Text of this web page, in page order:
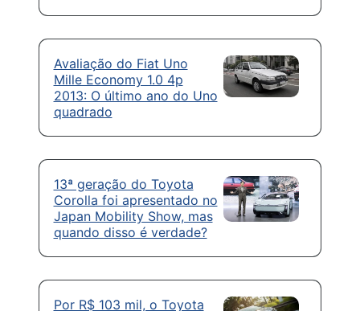
Avaliação do Fiat Uno
Mille Economy 1.0 4p
2013: O último ano do Uno
quadrado
13ª geração do Toyota
Corolla foi apresentado no
Japan Mobility Show, mas
quando disso é verdade?
Por R$ 103 mil, o Toyota